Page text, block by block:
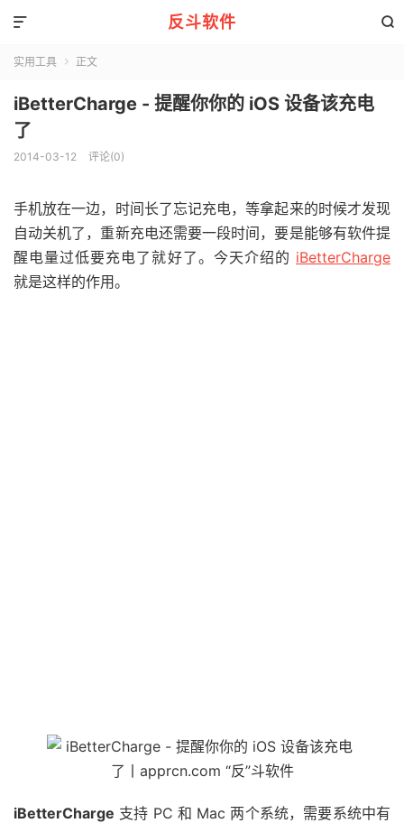
反斗软件 

实用工具  正文
iBetterCharge - 提醒你你的 iOS 设备该充电
了
2014-03-12 评论(0)
手机放在一边，时间长了忘记充电，等拿起来的时候才发现
自动关机了，重新充电还需要一段时间，要是能够有软件提
醒电量过低要充电了就好了。今天介绍的 iBetterCharge
就是这样的作用。
iBetterCharge 支持 PC 和 Mac 两个系统，需要系统中有